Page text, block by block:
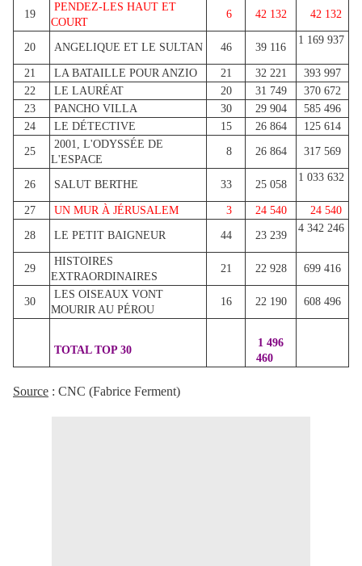
19
PENDEZ-LES HAUT ET
COURT
6 42 132 42 132
20 ANGELIQUE ET LE SULTAN 46 39 116
1 169 937
21 LA BATAILLE POUR ANZIO 21 32 221
393 997
22
LE LAURÉAT 20 31 749
370 672
23
PANCHO VILLA 30 29 904
585 496
24
LE DÉTECTIVE 15 26 864 125 614
25
2001, L'ODYSSÉE DE
L'ESPACE
8 26 864 317 569
26 SALUT BERTHE 33 25 058
1 033 632
27 UN MUR À JÉRUSALEM 3 24 540 24 540
28 LE PETIT BAIGNEUR 44 23 239
4 342 246
29
HISTOIRES
EXTRAORDINAIRES
21 22 928 699 416
30
LES OISEAUX VONT
MOURIR AU PÉROU
16 22 190 608 496
TOTAL TOP 30
1 496
460
Source : CNC (Fabrice Ferment)